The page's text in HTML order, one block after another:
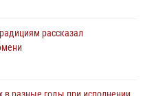
рассказал
разные годы при исполнении